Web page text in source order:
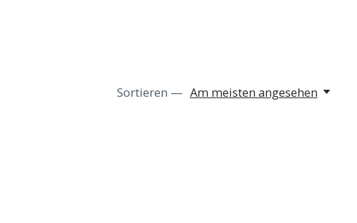
Sortieren — Am meisten angesehen